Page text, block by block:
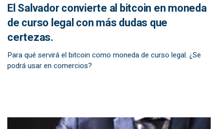
El Salvador convierte al bitcoin en moneda
de curso legal con más dudas que
certezas.
Para qué servirá el bitcoin como moneda de curso legal. ¿Se
podrá usar en comercios?